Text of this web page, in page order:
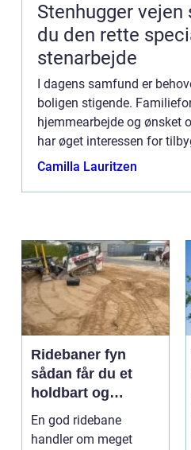
Stenhugger vejen sådan vælger
du den rette
stenarbejde
I dagens samfund er
boligen stigende.
hjemmearbejde og ønsket
har øget interessen for
over for behovet for mere
Camilla Lauritzen
Ridebaner fyn
sådan får du et
holdbart og
funktionelt
underlag
En god ridebane
handler om meget